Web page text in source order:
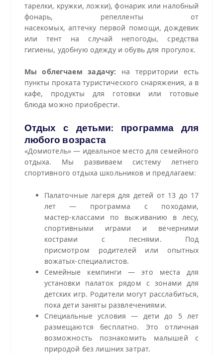
тарелки, кружки, ложки), фонарик или налобный
фонарь, репелленты от
насекомых, аптечку первой помощи, дождевик
или тент на случай непогоды, средства
гигиены, удобную одежду и обувь для прогулок.
Мы облегчаем задачу: на территории есть
пункты проката туристического снаряжения, а в
кафе, продукты для готовки или готовые
блюда можно приобрести.
Отдых с детьми: программа для
любого возраста
«Домиотель» — идеальное место для семейного
отдыха. Мы развиваем систему летнего
спортивного отдыха школьников и предлагаем:
Палаточные лагеря для детей от 13 до 17
лет — программа с походами,
мастер‑классами по выживанию в лесу,
спортивными играми и вечерними
кострами с песнями. Под
присмотром родителей или опытных
вожатых-специалистов.
Семейные кемпинги — это места для
установки палаток рядом с зонами для
детских игр. Родители могут расслабиться,
пока дети заняты развлечениями.
Специальные условия — дети до 5 лет
размещаются бесплатно. Это отличная
возможность познакомить малышей с
природой без лишних затрат.